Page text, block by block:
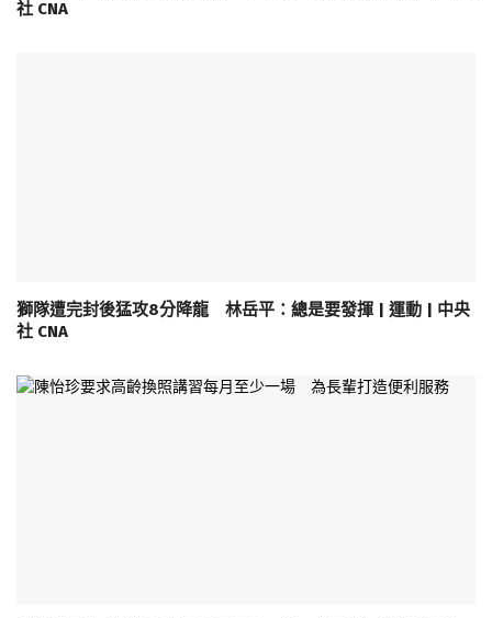
社 CNA
獅隊遭完封後猛攻8分降龍 林岳平：總是要發揮 | 運動 | 中央
社 CNA